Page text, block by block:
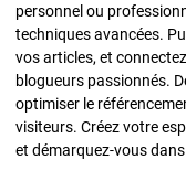
personnel ou
techniques avancées.
vos articles, et
blogueurs passionnés.
optimiser le
visiteurs. Créez votre
et démarquez-vous